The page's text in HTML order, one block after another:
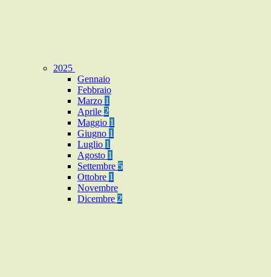
2025
Gennaio
Febbraio
Marzo 1
Aprile 2
Maggio 1
Giugno 1
Luglio 1
Agosto 1
Settembre 5
Ottobre 1
Novembre
Dicembre 2